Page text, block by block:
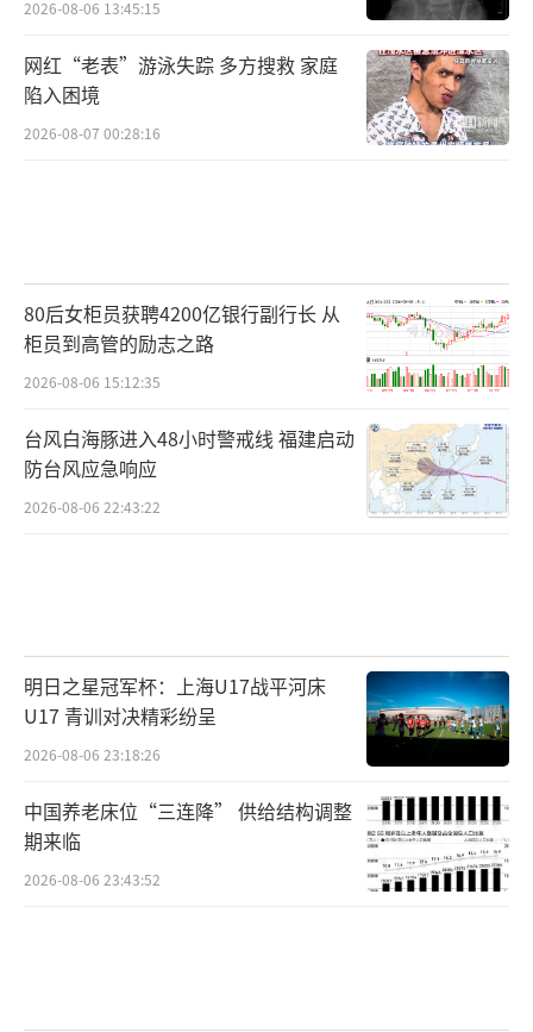
2026-08-06 13:45:15
网红“老表”游泳失踪 多方搜救 家庭
陷入困境
2026-08-07 00:28:16
80后女柜员获聘4200亿银行副行长 从
柜员到高管的励志之路
2026-08-06 15:12:35
台风白海豚进入48小时警戒线 福建启动
防台风应急响应
2026-08-06 22:43:22
明日之星冠军杯：上海U17战平河床
U17 青训对决精彩纷呈
2026-08-06 23:18:26
中国养老床位“三连降” 供给结构调整
期来临
2026-08-06 23:43:52